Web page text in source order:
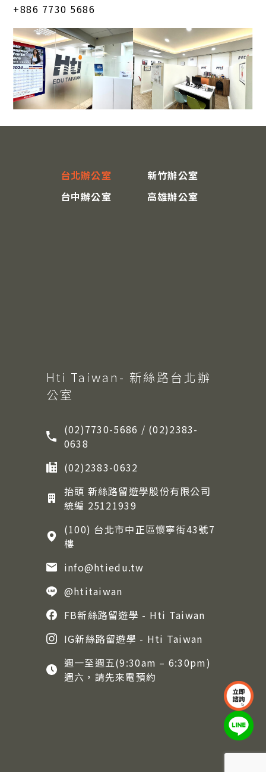
+886 7730 5686
台北辦公室
新竹辦公室
台中辦公室
高雄辦公室
Hti Taiwan- 新絲路台北辦
公室
(02)7730-5686 / (02)2383-
0638
(02)2383-0632
抬頭 新絲路留遊學股份有限公司
統編 25121939
(100) 台北市中正區懷寧街43號7
樓
info@htiedu.tw
@htitaiwan
FB新絲路留遊學 - Hti Taiwan
IG新絲路留遊學 - Hti Taiwan
週一至週五(9:30am – 6:30pm)
週六，請先來電預約